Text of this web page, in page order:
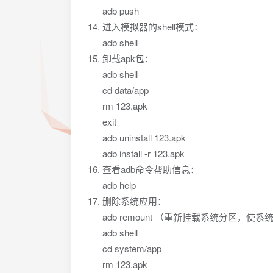
adb push
进入模拟器的shell模式：
adb shell
卸载apk包：
adb shell
cd data/app
rm 123.apk
exit
adb uninstall 123.apk
adb install -r 123.apk
查看adb命令帮助信息：
adb help
删除系统应用：
adb remount （重新挂载系统分区，使系
adb shell
cd system/app
rm 123.apk